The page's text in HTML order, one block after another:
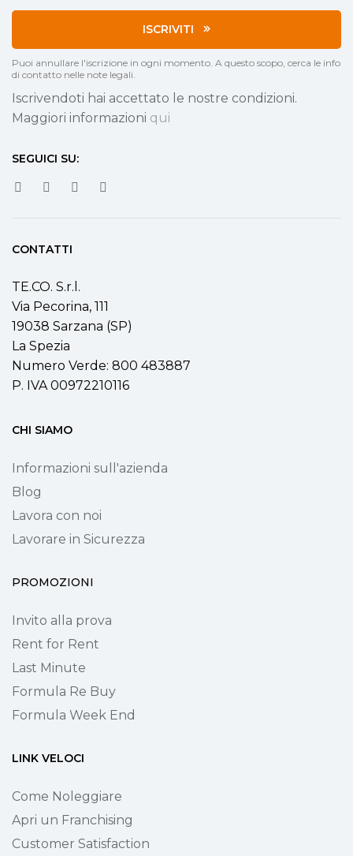
ISCRIVITI
Puoi annullare l'iscrizione in ogni momento. A questo scopo, cerca le info
di contatto nelle note legali.
Iscrivendoti hai accettato le nostre condizioni.
Maggiori informazioni qui
SEGUICI SU:
CONTATTI
TE.CO. S.r.l.
Via Pecorina, 111
19038 Sarzana (SP)
La Spezia
Numero Verde: 800 483887
P. IVA 00972210116
CHI SIAMO
Informazioni sull'azienda
Blog
Lavora con noi
Lavorare in Sicurezza
PROMOZIONI
Invito alla prova
Rent for Rent
Last Minute
Formula Re Buy
Formula Week End
LINK VELOCI
Come Noleggiare
Apri un Franchising
Customer Satisfaction